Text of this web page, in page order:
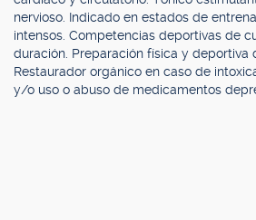
nervioso. Indicado en estados de
intensos. Competencias deportivas de
duración. Preparación física y deportiva
Restaurador orgánico en caso de
y/o uso o abuso de medicamentos